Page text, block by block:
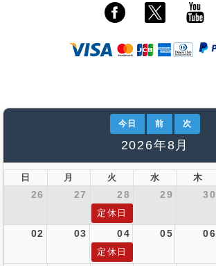
今日 前 次
2026年8月
日 月 火 水 木
26 27 28 29 30
定休日
02 03 04 05 06
定休日